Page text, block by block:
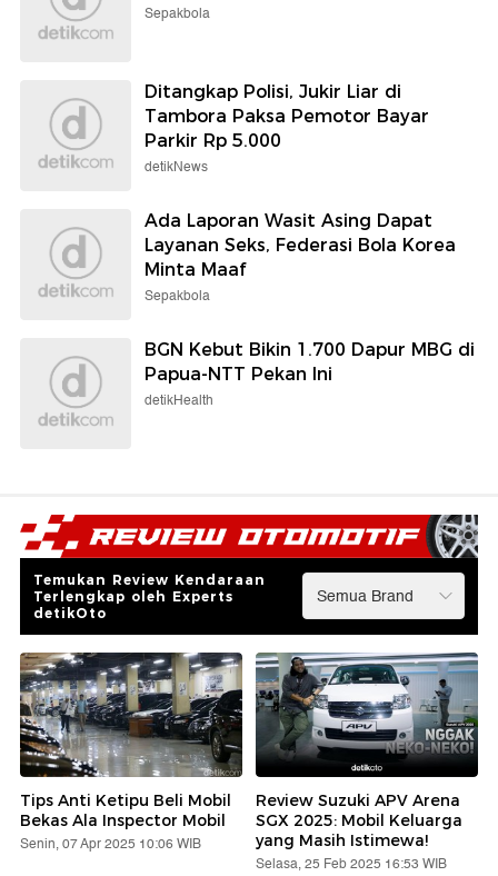
Sepakbola
Ditangkap Polisi, Jukir Liar di
Tambora Paksa Pemotor Bayar
Parkir Rp 5.000
detikNews
Ada Laporan Wasit Asing Dapat
Layanan Seks, Federasi Bola Korea
Minta Maaf
Sepakbola
BGN Kebut Bikin 1.700 Dapur MBG di
Papua-NTT Pekan Ini
detikHealth
Temukan Review Kendaraan
Terlengkap oleh Experts
detikOto
Tips Anti Ketipu Beli Mobil
Bekas Ala Inspector Mobil
Senin, 07 Apr 2025 10:06 WIB
Review Suzuki APV Arena
SGX 2025: Mobil Keluarga
yang Masih Istimewa!
Selasa, 25 Feb 2025 16:53 WIB